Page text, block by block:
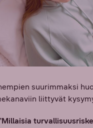
suurimmaksi
liittyvät